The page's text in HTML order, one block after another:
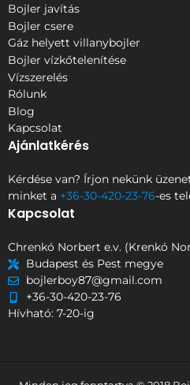
Bojler javítás
Bojler csere
Gáz helyett villanybojler
Bojler vízkőtelenítése
Vízszerelés
Rólunk
Blog
Kapcsolat
Ajánlatkérés
Kérdése van? Írjon nekünk
minket a +36-30-420-23-76-es
Kapcsolat
Chrenkó Norbert e.v. (Krenkó
Budapest és Pest megye
bojlerboy87@gmail.com
+36-30-420-23-76
Hívható: 7-20-ig